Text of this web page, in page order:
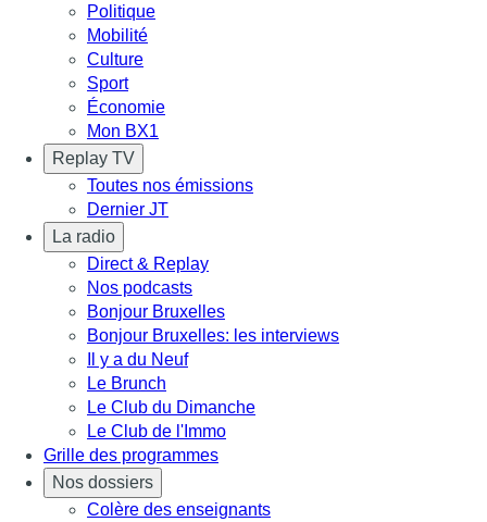
Politique
Mobilité
Culture
Sport
Économie
Mon BX1
Replay TV
Toutes nos émissions
Dernier JT
La radio
Direct & Replay
Nos podcasts
Bonjour Bruxelles
Bonjour Bruxelles: les interviews
Il y a du Neuf
Le Brunch
Le Club du Dimanche
Le Club de l'Immo
Grille des programmes
Nos dossiers
Colère des enseignants